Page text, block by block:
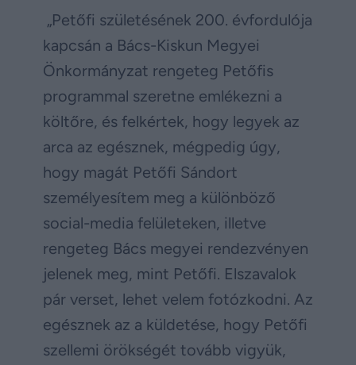
„Petőfi születésének 200. évfordulója
kapcsán a Bács-Kiskun Megyei
Önkormányzat rengeteg Petőfis
programmal szeretne emlékezni a
költőre, és felkértek, hogy legyek az
arca az egésznek, mégpedig úgy,
hogy magát Petőfi Sándort
személyesítem meg a különböző
social-media felületeken, illetve
rengeteg Bács megyei rendezvényen
jelenek meg, mint Petőfi. Elszavalok
pár verset, lehet velem fotózkodni. Az
egésznek az a küldetése, hogy Petőfi
szellemi örökségét tovább vigyük,